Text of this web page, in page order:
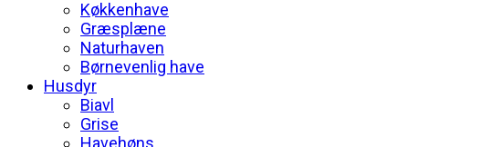
Køkkenhave
Græsplæne
Naturhaven
Børnevenlig have
Husdyr
Biavl
Grise
Havehøns